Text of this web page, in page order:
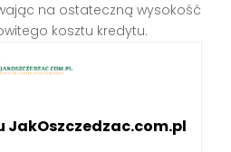
na ostateczną wysokość
kosztu kredytu.
JakOszczedzac.com.pl